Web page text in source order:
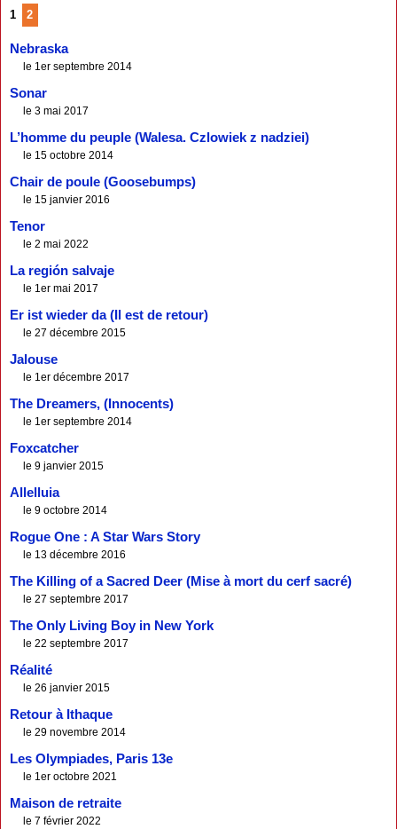
1 2
Nebraska
le 1er septembre 2014
Sonar
le 3 mai 2017
L’homme du peuple (Walesa. Czlowiek z nadziei)
le 15 octobre 2014
Chair de poule (Goosebumps)
le 15 janvier 2016
Tenor
le 2 mai 2022
La región salvaje
le 1er mai 2017
Er ist wieder da (Il est de retour)
le 27 décembre 2015
Jalouse
le 1er décembre 2017
The Dreamers, (Innocents)
le 1er septembre 2014
Foxcatcher
le 9 janvier 2015
Allelluia
le 9 octobre 2014
Rogue One : A Star Wars Story
le 13 décembre 2016
The Killing of a Sacred Deer (Mise à mort du cerf sacré)
le 27 septembre 2017
The Only Living Boy in New York
le 22 septembre 2017
Réalité
le 26 janvier 2015
Retour à Ithaque
le 29 novembre 2014
Les Olympiades, Paris 13e
le 1er octobre 2021
Maison de retraite
le 7 février 2022